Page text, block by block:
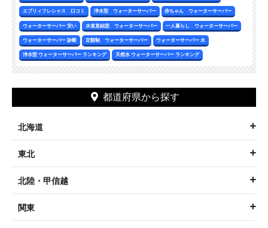
エブリィフレシャス 口コミ 浄水型 ウォーターサーバー 赤ちゃん ウォーターサーバー
ウォーターサーバー 安い 水道直結型 ウォーターサーバー 一人暮らし ウォーターサーバー
ウォーターサーバー 診断 定額制 ウォーターサーバー ウォーターサーバー 水
浄水型 ウォーターサーバー ランキング 天然水 ウォーターサーバー ランキング
都道府県から探す
北海道
東北
北陸・甲信越
関東